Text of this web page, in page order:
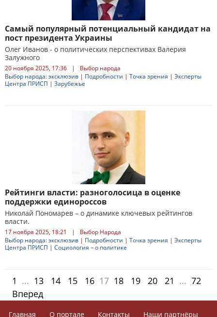
Самый популярный потенциальный кандидат на
пост президента Украины
Олег Иванов - о политических перспективах Валерия
Залужного
20 ноября 2025, 17:36 |
Выбор народа
Выбор народа: эксклюзив | Подробности | Точка зрения | Эксперты
Центра ПРИСП | Зарубежье
Рейтинги власти: разноголосица в оценке
поддержки единороссов
Николай Пономарев – о динамике ключевых рейтингов
власти.
17 ноября 2025, 18:21 |
Выбор Народа
Выбор народа: эксклюзив | Подробности | Точка зрения | Эксперты
Центра ПРИСП | Социология – о политике
1 ... 13 14 15 16 17 18 19 20 21 ... 72
Вперед
Главная О портале Контакты Наши партнёры